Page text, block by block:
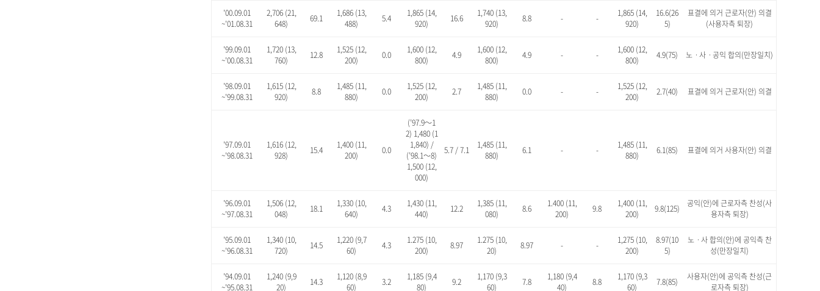
'00.09.01
~'01.08.31
2,706 (21,
648)
69.1
1,686 (13,
488)
5.4
1,865 (14,
920)
16.6
1,740 (13,
920)
8.8 - -
1,865 (14,
920)
16.6(26
5)
표결에 의거 근로자(안) 의결
(사용자측 퇴장)
'99.09.01
~'00.08.31
1,720 (13,
760)
12.8
1,525 (12,
200)
0.0
1,600 (12,
800)
4.9
1,600 (12,
800)
4.9 - -
1,600 (12,
800)
4.9(75) 노ㆍ사ㆍ공익 합의(만장일치)
'98.09.01
~'99.08.31
1,615 (12,
920)
8.8
1,485 (11,
880)
0.0
1,525 (12,
200)
2.7
1,485 (11,
880)
0.0 - -
1,525 (12,
200)
2.7(40) 표결에 의거 근로자(안) 의결
'97.09.01
~'98.08.31
1,616 (12,
928)
15.4
1,400 (11,
200)
0.0
(’97.9～1
2) 1,480 (1
1,840) /
(’98.1～8)
1,500 (12,
000)
5.7 / 7.1
1,485 (11,
880)
6.1 - -
1,485 (11,
880)
6.1(85) 표결에 의거 사용자(안) 의결
'96.09.01
~'97.08.31
1,506 (12,
048)
18.1
1,330 (10,
640)
4.3
1,430 (11,
440)
12.2
1,385 (11,
080)
8.6
1.400 (11,
200)
9.8
1,400 (11,
200)
9.8(125)
공익(안)에 근로자측 찬성(사
용자측 퇴장)
'95.09.01
~'96.08.31
1,340 (10,
720)
14.5
1,220 (9,7
60)
4.3
1.275 (10,
200)
8.97
1.275 (10,
20)
8.97 - -
1,275 (10,
200)
8.97(10
5)
노ㆍ사 합의(안)에 공익측 찬
성(만장일치)
'94.09.01
~'95.08.31
1,240 (9,9
20)
14.3
1,120 (8,9
60)
3.2
1,185 (9,4
80)
9.2
1,170 (9,3
60)
7.8
1,180 (9,4
40)
8.8
1,170 (9,3
60)
7.8(85)
사용자(안)에 공익측 찬성(근
로자측 퇴장)